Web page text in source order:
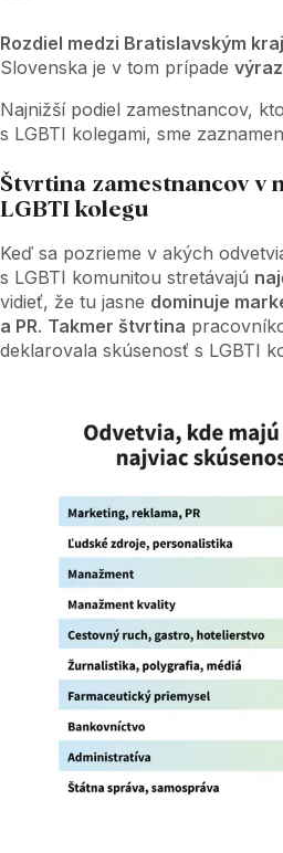
Rozdiel medzi Bratislavským
Slovenska je v tom prípade
Najnižší podiel zamestnancov,
s LGBTI kolegami, sme
Štvrtina zamestnancov v
LGBTI kolegu
Keď sa pozrieme v akých
s LGBTI komunitou stretávajú
vidieť, že tu jasne dominuje
a PR. Takmer štvrtina
deklarovala skúsenosť s LGBTI